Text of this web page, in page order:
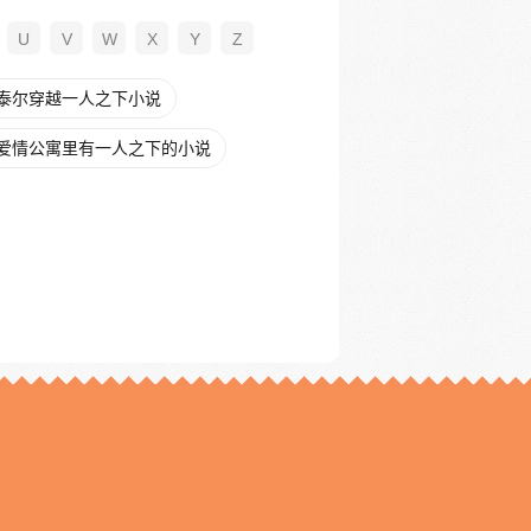
U V W X Y Z
尔穿越一人之下小说
情公寓里有一人之下的小说